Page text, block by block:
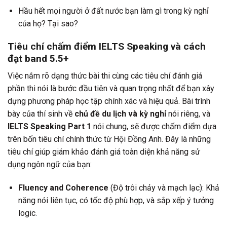
Hầu hết mọi người ở đất nước bạn làm gì trong kỳ nghỉ
của họ? Tại sao?
Tiêu chí chấm điểm IELTS Speaking và cách
đạt band 5.5+
Việc nắm rõ dạng thức bài thi cùng các tiêu chí đánh giá
phần thi nói là bước đầu tiên và quan trọng nhất để bạn xây
dựng phương pháp học tập chính xác và hiệu quả. Bài trình
bày của thí sinh về chủ đề du lịch và kỳ nghỉnói riêng, và
IELTS Speaking Part 1 nói chung, sẽ được chấm điểm dựa
trên bốn tiêu chí chính thức từ Hội Đồng Anh. Đây là những
tiêu chí giúp giám khảo đánh giá toàn diện khả năng sử
dụng ngôn ngữ của bạn:
Fluency and Coherence (Độ trôi chảy và mạch lạc): Khả
năng nói liên tục, có tốc độ phù hợp, và sắp xếp ý tưởng
logic.